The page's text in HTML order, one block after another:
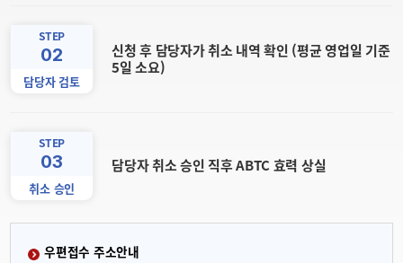
신청
취소
STEP
02
담당자 검토
신청 후 담당자가 취소 내역 확인 (평균 영업일 기준
5일 소요)
STEP
03
취소 승인
담당자 취소 승인 직후 ABTC 효력 상실
우편접수 주소안내